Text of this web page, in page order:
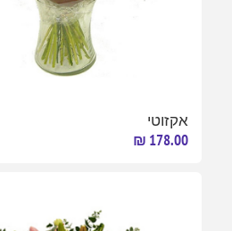
אקזוטי
178.00 ₪